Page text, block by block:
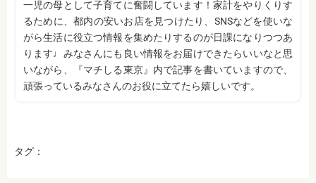
一児の母として子育てに奮闘しています！家計をやりくりす
るために、都内の安いお店を見つけたり、SNSなどを使いな
がら生活に役立つ情報を集めたりするのが日課になりつつあ
ります♩みなさんにも良い情報をお届けできたらいいなと思
いながら、『マチしる東京』内で記事を書いていますので、
頑張っているみなさんのお役に立てたら嬉しいです。
タグ：